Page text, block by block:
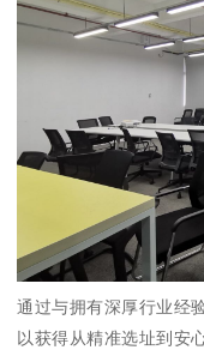
通过与拥有深厚行业经
以获得从精准选址到安